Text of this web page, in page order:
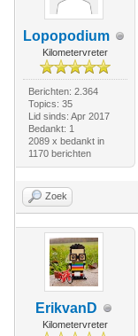
Lopopodium
Kilometervreter
Berichten: 2.364
Topics: 35
Lid sinds: Apr 2017
Bedankt: 1
2089 x bedankt in
1170 berichten
Zoek
ErikvanD
Kilometervreter